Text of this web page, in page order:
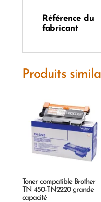
Référence du
fabricant
Produits
Toner compatible Brother
TN 450-TN2220 grande
capacité